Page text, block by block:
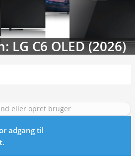
LG C6 OLED (2026)
eller opret bruger
adgang til